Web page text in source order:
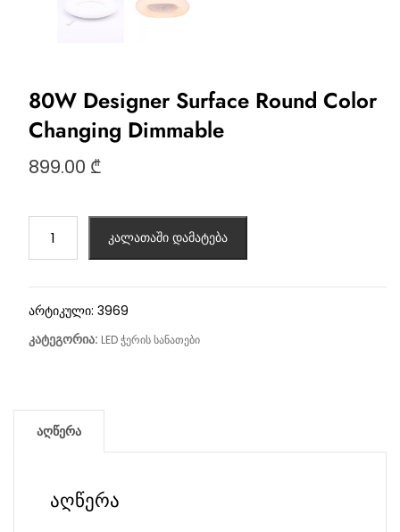
80W Designer Surface Round Color
Changing Dimmable
899.00 ₾
კალათაში დამატება
არტიკული: 3969
კატეგორია: LED ჭერის სანათები
აღწერა
აღწერა